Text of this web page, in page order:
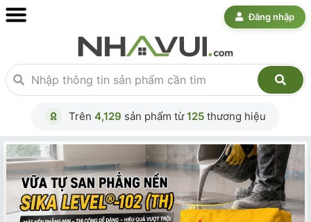
Đăng nhập
Trên 4,129 sản phẩm từ125 thương hiệu